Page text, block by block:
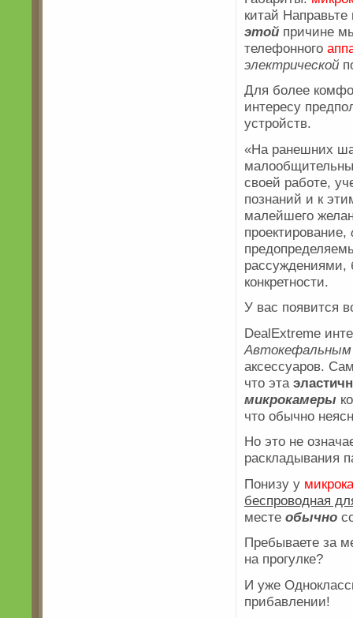
китай
этой причине
телефонного
электрической
Для более
интересу
устройств.
«На ранешних
своей работе,
познаний и к
малейшего
проектирование,
рассуждениями,
конкретности.
У вас появится
DealExtreme
Автокефальным
аксессуаров.
что эта
микрокамеры
что обычно
Но это не
раскладывания
Понизу у
беспроводная
месте обычно
Пребываете за
на прогулке?
И уже
прибавлении!